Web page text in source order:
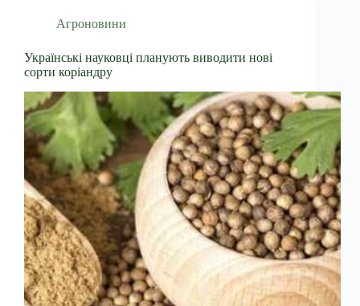
Агроновини
Українські науковці планують виводити нові
сорти коріандру